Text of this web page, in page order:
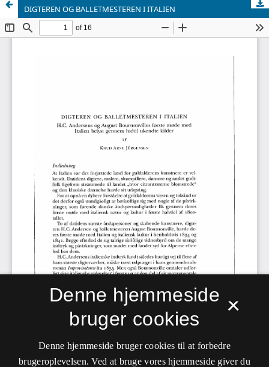
DIGTEREN OG BALLETMESTEREN I ITALIEN
×
Denne hjemmeside
bruger cookies
Denne hjemmeside bruger cookies til at forbedre
brugeroplevelsen. Ved at bruge vores hjemmeside giver du